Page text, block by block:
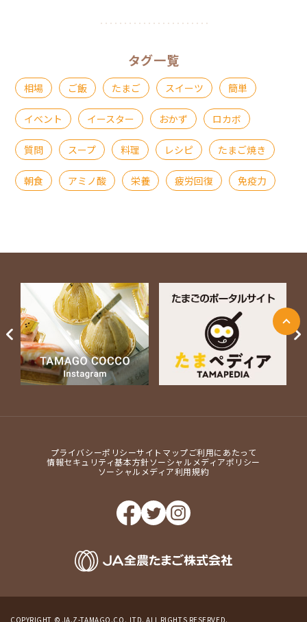
タグ一覧
相場 ご飯 たまご スイーツ 簡単
イベント イースター おかず ロカボ
質問 スープ 料理 レシピ たまご焼き
朝食 アミノ酸 栄養 疲労回復 免疫力
プライバシーポリシーサイトマップご利用にあたって
情報セキュリティ基本方針ソーシャルメディアポリシー
ソーシャルメディア利用規約
COPYRIGHT © JA.Z-TAMAGO.CO.,LTD. ALL RIGHTS RESERVED.
ージ上部に戻る